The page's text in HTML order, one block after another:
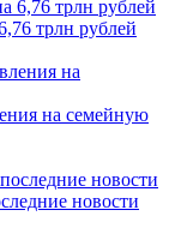
трлн рублей
на семейную
новости